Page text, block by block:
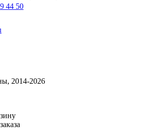
44 50
2014-2026